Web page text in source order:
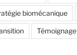
biomécanique
Témoignage